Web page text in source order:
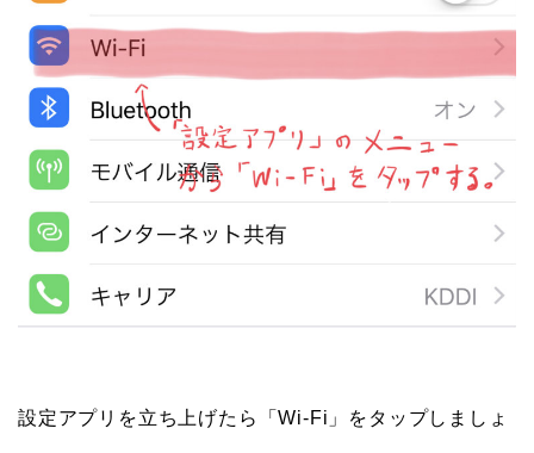
設定アプリを立ち上げたら「Wi-Fi」をタップしましょ